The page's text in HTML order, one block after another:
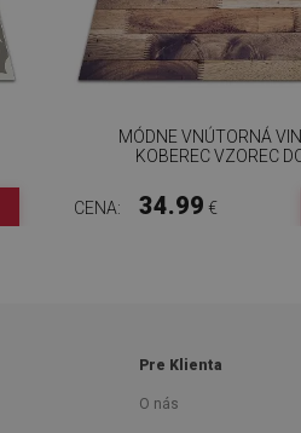
MÓDNE VNÚTORNÁ
KOBEREC VZOREC
CENA: 34.99 €
Pre Klienta
O nás